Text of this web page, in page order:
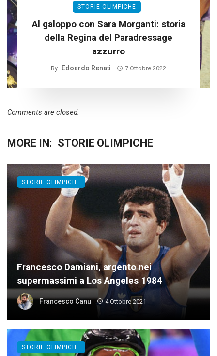
STORIE OLIMPICHE
Al galoppo con Sara Morganti: storia
della Regina del Paradressage
azzurro
By Edoardo Renati 7 Ottobre 2022
Comments are closed.
MORE IN: STORIE OLIMPICHE
Francesco Damiani, argento nei
supermassimi a Los Angeles 1984
Francesco Canu 4 Ottobre 2021
STORIE OLIMPICHE
STORIE OLIMPICHE